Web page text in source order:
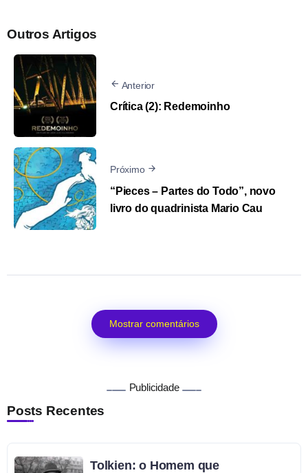
Outros Artigos
Anterior
Crítica (2): Redemoinho
Próximo
“Pieces – Partes do Todo”, novo
livro do quadrinista Mario Cau
Mostrar comentários
Publicidade
Posts Recentes
Tolkien: o Homem que